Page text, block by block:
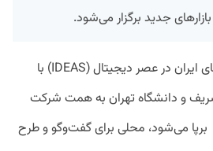
جدید برگزار می‌شود.
نخستین همایش فرصت‌های ایران در عصر دیجیتال (IDEAS) با
و دانشگاه تهران به همت شرکت
می‌شود، محلی برای گفت‌وگو و طرح